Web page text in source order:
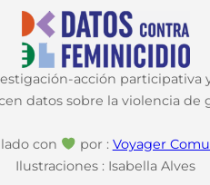
acción
datos sobre la violencia
con por : Voyager
Ilustraciones : Isabella Alves